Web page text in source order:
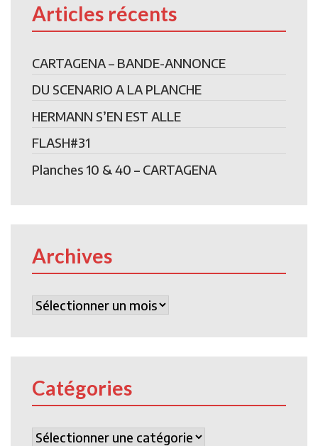
Articles récents
CARTAGENA – BANDE-ANNONCE
DU SCENARIO A LA PLANCHE
HERMANN S’EN EST ALLE
FLASH#31
Planches 10 & 40 – CARTAGENA
Archives
Archives
Catégories
Catégories